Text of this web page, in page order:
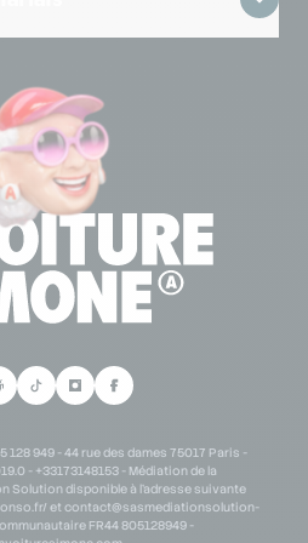
128 949 - 44 rue des dames 75017 Paris -
- +33173148153 - Médiation de la
Solution disponible à l'adresse suivante
etcontact@sasmediationsolution-
FR44 805128949 -